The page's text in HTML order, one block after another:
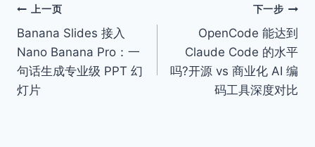
文
章
导
航
上一页
Banana Slides 接入
Nano Banana Pro：一
句话生成专业级 PPT 幻
灯片
下一步
OpenCode 能达到
Claude Code 的水平
吗?开源 vs 商业化 AI 编
码工具深度对比